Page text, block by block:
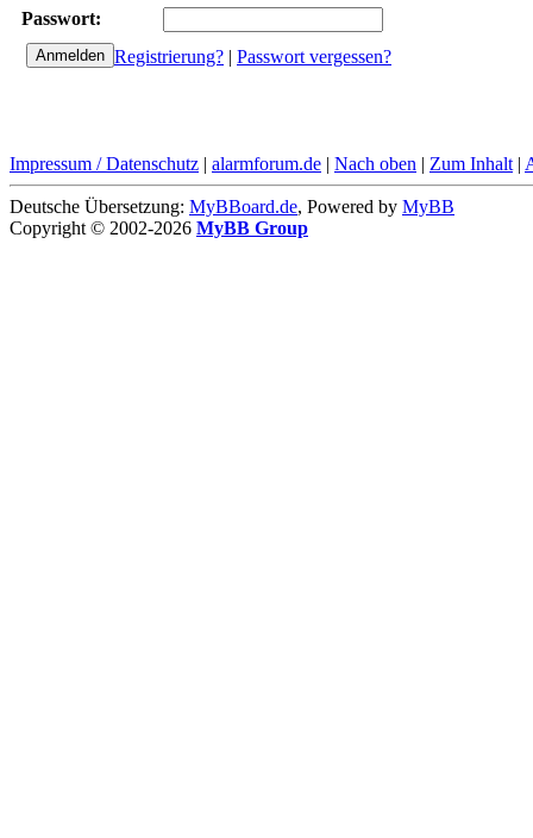
Passwort:
Registrierung? | Passwort vergessen?
Impressum / Datenschutz | alarmforum.de | Nach oben | Zum Inhalt |
Deutsche Übersetzung: MyBBoard.de, Powered by MyBB
Copyright © 2002-2026 MyBB Group